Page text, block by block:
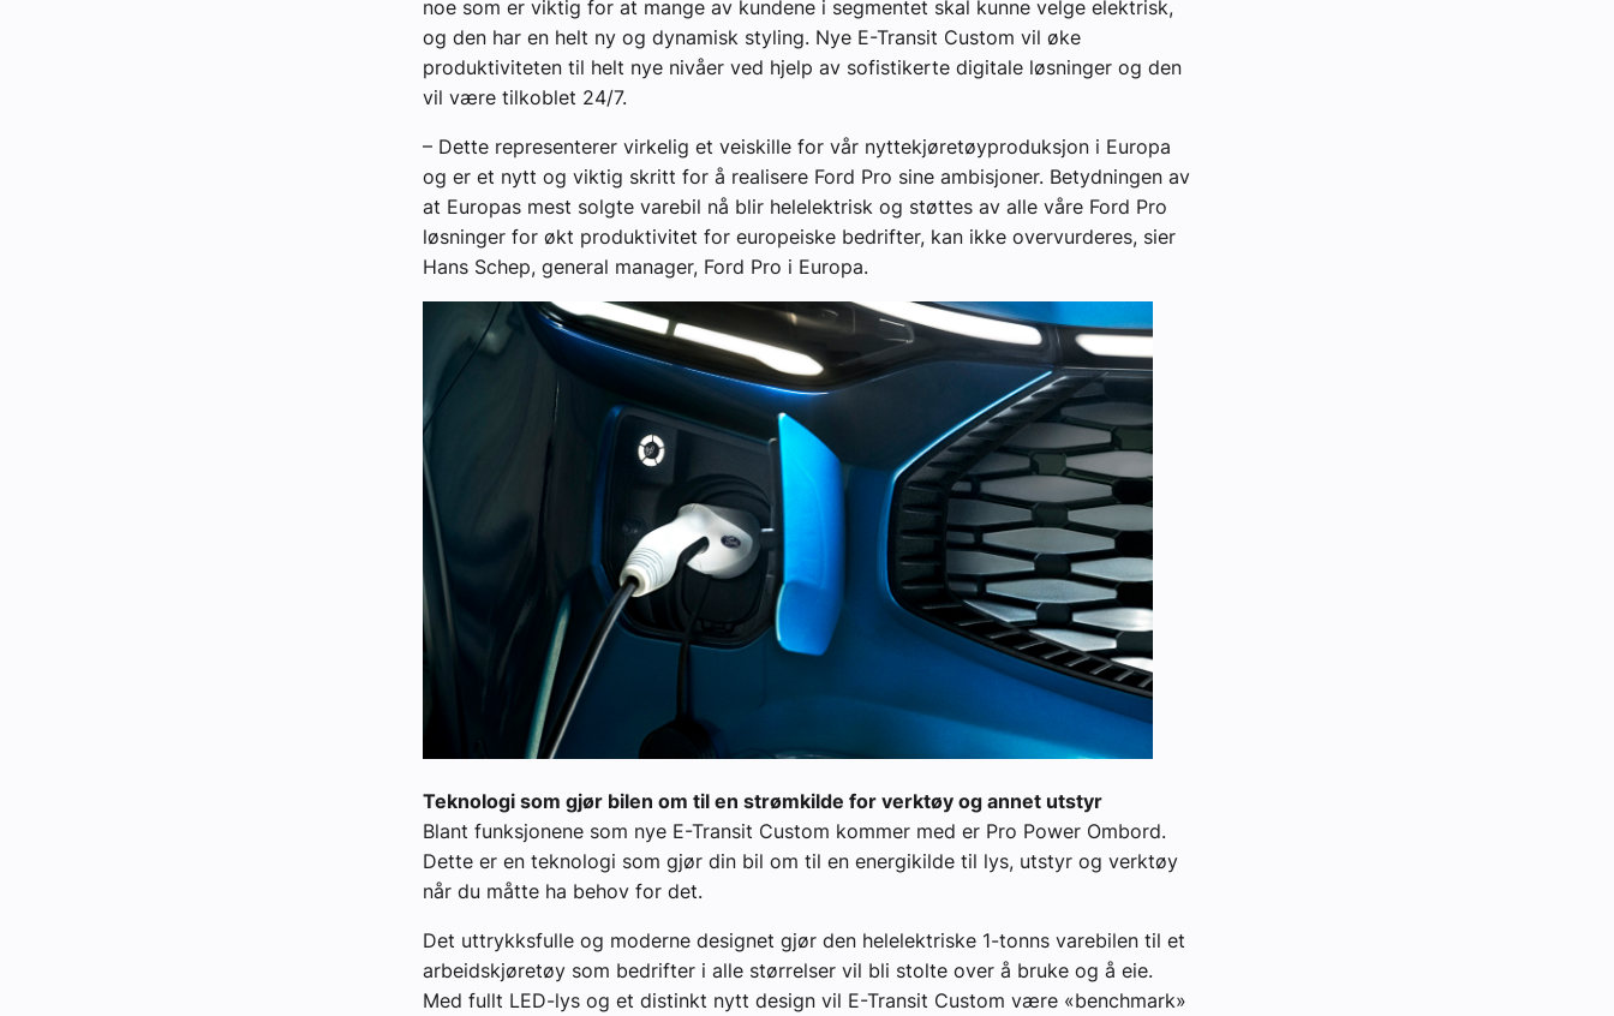
noe som er viktig for at mange av kundene i segmentet skal kunne velge elektrisk,
og den har en helt ny og dynamisk styling. Nye E-Transit Custom vil øke
produktiviteten til helt nye nivåer ved hjelp av sofistikerte digitale løsninger og den
vil være tilkoblet 24/7.
– Dette representerer virkelig et veiskille for vår nyttekjøretøyproduksjon i Europa
og er et nytt og viktig skritt for å realisere Ford Pro sine ambisjoner. Betydningen av
at Europas mest solgte varebil nå blir helelektrisk og støttes av alle våre Ford Pro
løsninger for økt produktivitet for europeiske bedrifter, kan ikke overvurderes, sier
Hans Schep, general manager, Ford Pro i Europa.
Teknologi som gjør bilen om til en strømkilde for verktøy og annet utstyr
Blant funksjonene som nye E-Transit Custom kommer med er Pro Power Ombord.
Dette er en teknologi som gjør din bil om til en energikilde til lys, utstyr og verktøy
når du måtte ha behov for det.
Det uttrykksfulle og moderne designet gjør den helelektriske 1-tonns varebilen til et
arbeidskjøretøy som bedrifter i alle størrelser vil bli stolte over å bruke og å eie.
Med fullt LED-lys og et distinkt nytt design vil E-Transit Custom være «benchmark»